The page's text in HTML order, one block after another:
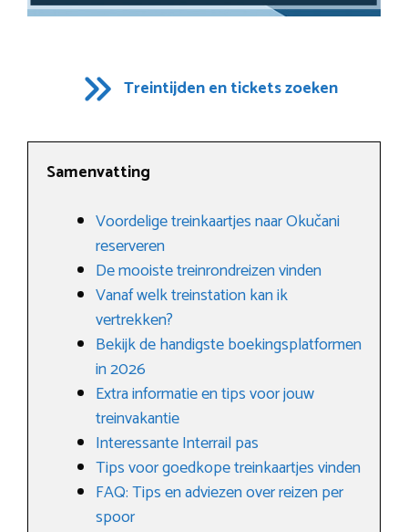
Treintijden en tickets zoeken
Samenvatting
Voordelige treinkaartjes naar Okučani
reserveren
De mooiste treinrondreizen vinden
Vanaf welk treinstation kan ik
vertrekken?
Bekijk de handigste boekingsplatformen
in 2026
Extra informatie en tips voor jouw
treinvakantie
Interessante Interrail pas
Tips voor goedkope treinkaartjes vinden
FAQ: Tips en adviezen over reizen per
spoor